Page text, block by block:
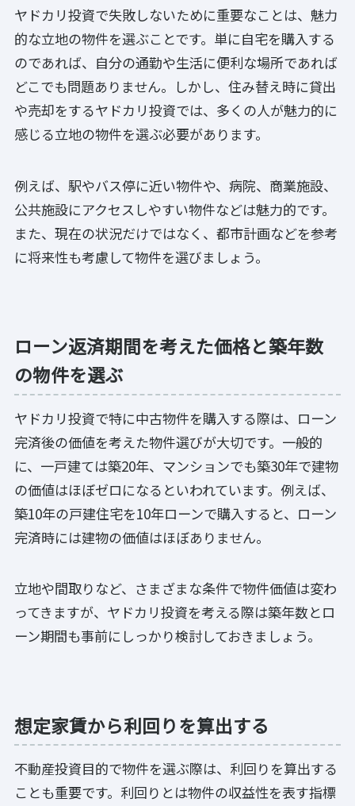
ヤドカリ投資で失敗しないために重要なことは、魅力
的な立地の物件を選ぶことです。単に自宅を購入する
のであれば、自分の通勤や生活に便利な場所であれば
どこでも問題ありません。しかし、住み替え時に貸出
や売却をするヤドカリ投資では、多くの人が魅力的に
感じる立地の物件を選ぶ必要があります。
例えば、駅やバス停に近い物件や、病院、商業施設、
公共施設にアクセスしやすい物件などは魅力的です。
また、現在の状況だけではなく、都市計画などを参考
に将来性も考慮して物件を選びましょう。
ローン返済期間を考えた価格と築年数
の物件を選ぶ
ヤドカリ投資で特に中古物件を購入する際は、ローン
完済後の価値を考えた物件選びが大切です。一般的
に、一戸建ては築20年、マンションでも築30年で建物
の価値はほぼゼロになるといわれています。例えば、
築10年の戸建住宅を10年ローンで購入すると、ローン
完済時には建物の価値はほぼありません。
立地や間取りなど、さまざまな条件で物件価値は変わ
ってきますが、ヤドカリ投資を考える際は築年数とロ
ーン期間も事前にしっかり検討しておきましょう。
想定家賃から利回りを算出する
不動産投資目的で物件を選ぶ際は、利回りを算出する
ことも重要です。利回りとは物件の収益性を表す指標